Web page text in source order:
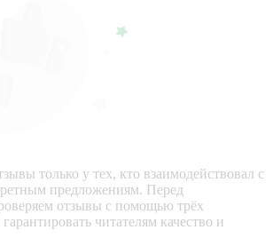
только у тех, кто взаимодействовал с
предложениям. Перед
отзывы с помощью трёх
читателям качество и